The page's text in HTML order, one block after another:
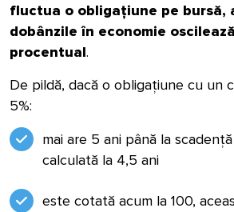
fluctua o obligațiune pe bursă,
dobânzile în economie
procentual.
De pildă, dacă o obligațiune cu un
5%:
mai are 5 ani până la
calculată la 4,5 ani
este cotată acum la 100,